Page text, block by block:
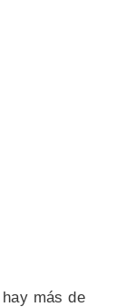
más de